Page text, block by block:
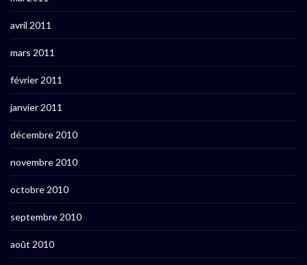
avril 2011
mars 2011
février 2011
janvier 2011
décembre 2010
novembre 2010
octobre 2010
septembre 2010
août 2010